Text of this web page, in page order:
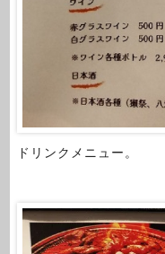
ドリンクメニュー。